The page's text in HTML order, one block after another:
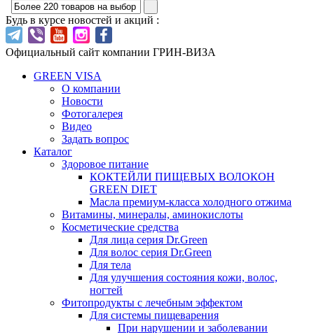
Будь в курсе новостей и акций :
Официальный сайт компании ГРИН-ВИЗА
GREEN VISA
О компании
Новости
Фотогалерея
Видео
Задать вопрос
Каталог
Здоровое питание
КОКТЕЙЛИ ПИЩЕВЫХ ВОЛОКОН
GREEN DIET
Масла премиум-класса холодного отжима
Витамины, минералы, аминокислоты
Косметические средства
Для лица серия Dr.Green
Для волос серия Dr.Green
Для тела
Для улучшения состояния кожи, волос,
ногтей
Фитопродукты с лечебным эффектом
Для системы пищеварения
При нарушении и заболевании